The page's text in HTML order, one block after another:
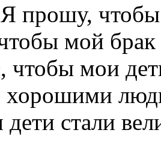
Я прошу,
мой
чтобы мои
хорошими
стали